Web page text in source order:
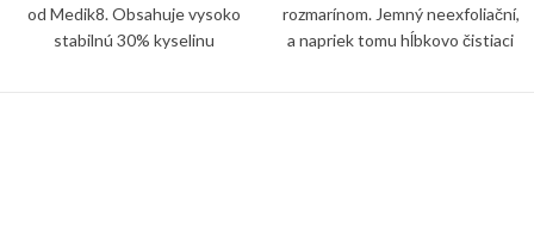
od Medik8. Obsahuje vysoko
stabilnú 30% kyselinu
rozmarínom. Jemný neexfoliační,
a napriek tomu hĺbkovo čistiaci